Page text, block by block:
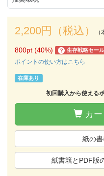
2,200円（税込）
800pt (40%) ? 生存戦略セール
ポイントの使い方はこちら
在庫あり
初回購入から使える
カー
紙の
紙書籍とPDF版